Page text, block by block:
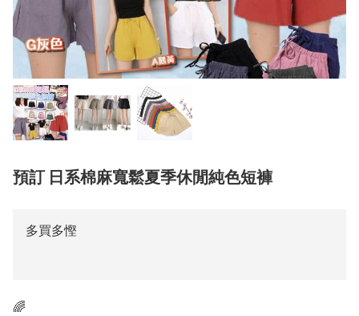
預訂 日系棉麻寬鬆夏季休閒純色短褲
多買多慳
🌈